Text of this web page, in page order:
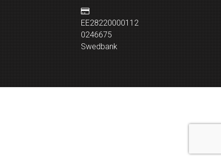
EE28220000112
0246675
Swedbank